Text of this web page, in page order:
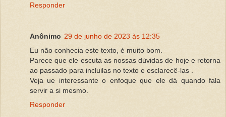
Responder
Anônimo 29 de junho de 2023 às 12:35
Eu não conhecia este texto, é muito bom.
Parece que ele escuta as nossas dúvidas de hoje e retorna
ao passado para incluilas no texto e esclarecê-las .
Veja ue interessante o enfoque que ele dá quando fala
servir a si mesmo.
Responder